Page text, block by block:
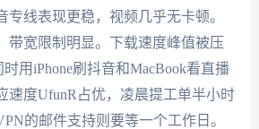
专线表现更稳，视频几乎无卡顿。
带宽限制明显。下载速度峰值被压
用iPhone刷抖音和MacBook看直播
速度UfunR占优，凌晨提工单半小时
的邮件支持则要等一个工作日。